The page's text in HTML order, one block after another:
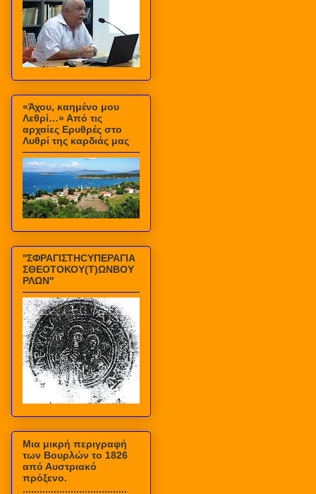
«Άχου, καημένο μου
Λεθρί…» Από τις
αρχαίες Ερυθρές στο
Λυθρί της καρδιάς μας
''ΣΦΡΑΓΙΣΤΗCΥΠΕΡΑΓΙΑ
ΣΘΕΟΤΟΚΟΥ(Τ)ΩΝΒΟΥ
ΡΛΩΝ''
Mια μικρή περιγραφή
των Βουρλών το 1826
από Αυστριακό
πρόξενο.
.....................................